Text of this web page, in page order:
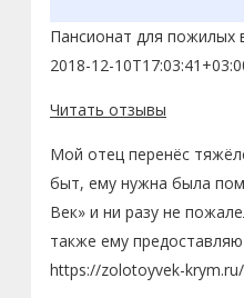
Пансионат для пожилых
2018-12-
Читать отзывы
Мой отец перенёс
быт, ему нужна была
Век» и ни разу не
также ему
https://zolotoyvek-